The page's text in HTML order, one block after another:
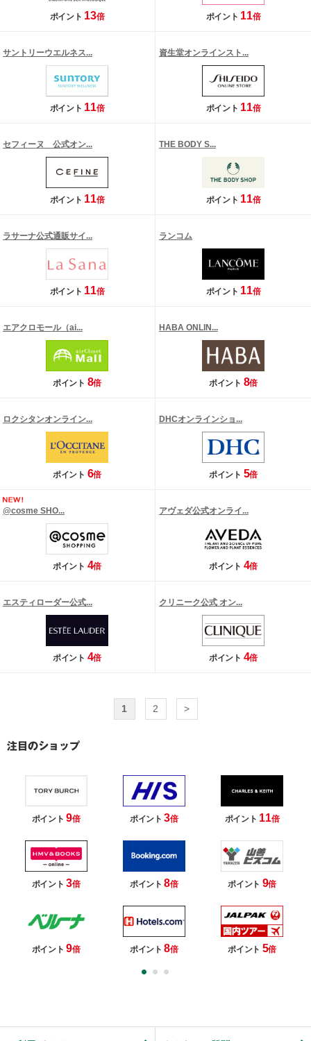
ポイント 13倍 ポイント 11倍
サントリーウエルネス...
ポイント 11倍
資生堂オンラインスト...
ポイント 11倍
セフィーヌ 公式オン...
ポイント 11倍
THE BODY S...
ポイント 11倍
ラサーナ公式通販サイ...
ポイント 11倍
ランコム
ポイント 11倍
エアクロモール（ai...
ポイント 8倍
HABA ONLIN...
ポイント 8倍
ロクシタンオンライン...
ポイント 6倍
DHCオンラインショ...
ポイント 5倍
@cosme SHO...
ポイント 4倍
アヴェダ公式オンライ...
ポイント 4倍
エスティローダー公式...
ポイント 4倍
クリニーク公式 オン...
ポイント 4倍
1 2 >
ポイント9倍 ポイント3倍 ポイント 11倍
ポイント3倍 ポイント8倍 ポイント 9倍
ポイント9倍 ポイント8倍 ポイント 5倍